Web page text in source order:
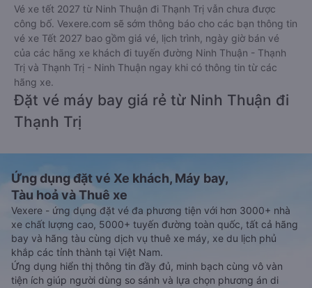
Vé xe tết 2027 từ Ninh Thuận đi Thạnh Trị vẫn chưa được
công bố. Vexere.com sẽ sớm thông báo cho các bạn thông tin
vé xe Tết 2027 bao gồm giá vé, lịch trình, ngày giờ bán vé
của các hãng xe khách đi tuyến đường Ninh Thuận - Thạnh
Trị và Thạnh Trị - Ninh Thuận ngay khi có thông tin từ các
hãng xe.
Đặt vé máy bay giá rẻ từ Ninh Thuận đi
Thạnh Trị
Ứng dụng đặt vé Xe khách, Máy bay,
Tàu hoả và Thuê xe
Vexere - ứng dụng đặt vé đa phương tiện với hơn 3000+ nhà
xe chất lượng cao, 5000+ tuyến đường toàn quốc, tất cả hãng
bay và hãng tàu cùng dịch vụ thuê xe máy, xe du lịch phủ
khắp các tỉnh thành tại Việt Nam.
Ứng dụng hiển thị thông tin đầy đủ, minh bạch cùng vô vàn
tiện ích giúp người dùng so sánh và lựa chọn phương án di